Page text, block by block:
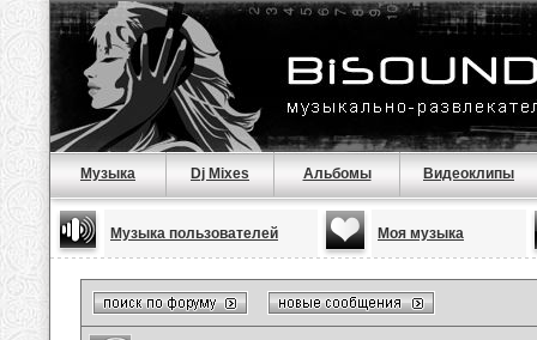
Музыка Dj Mixes Альбомы Видеоклипы
Музыка пользователей Моя музыка